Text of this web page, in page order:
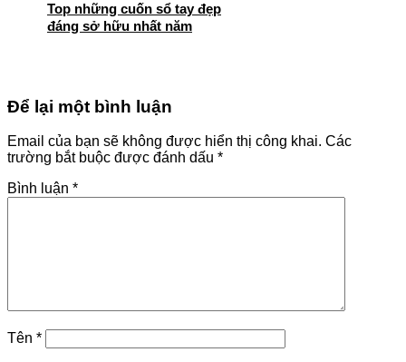
Top những cuốn sổ tay đẹp
đáng sở hữu nhất năm
Để lại một bình luận
Email của bạn sẽ không được hiển thị công khai. Các
trường bắt buộc được đánh dấu *
Bình luận *
Tên *